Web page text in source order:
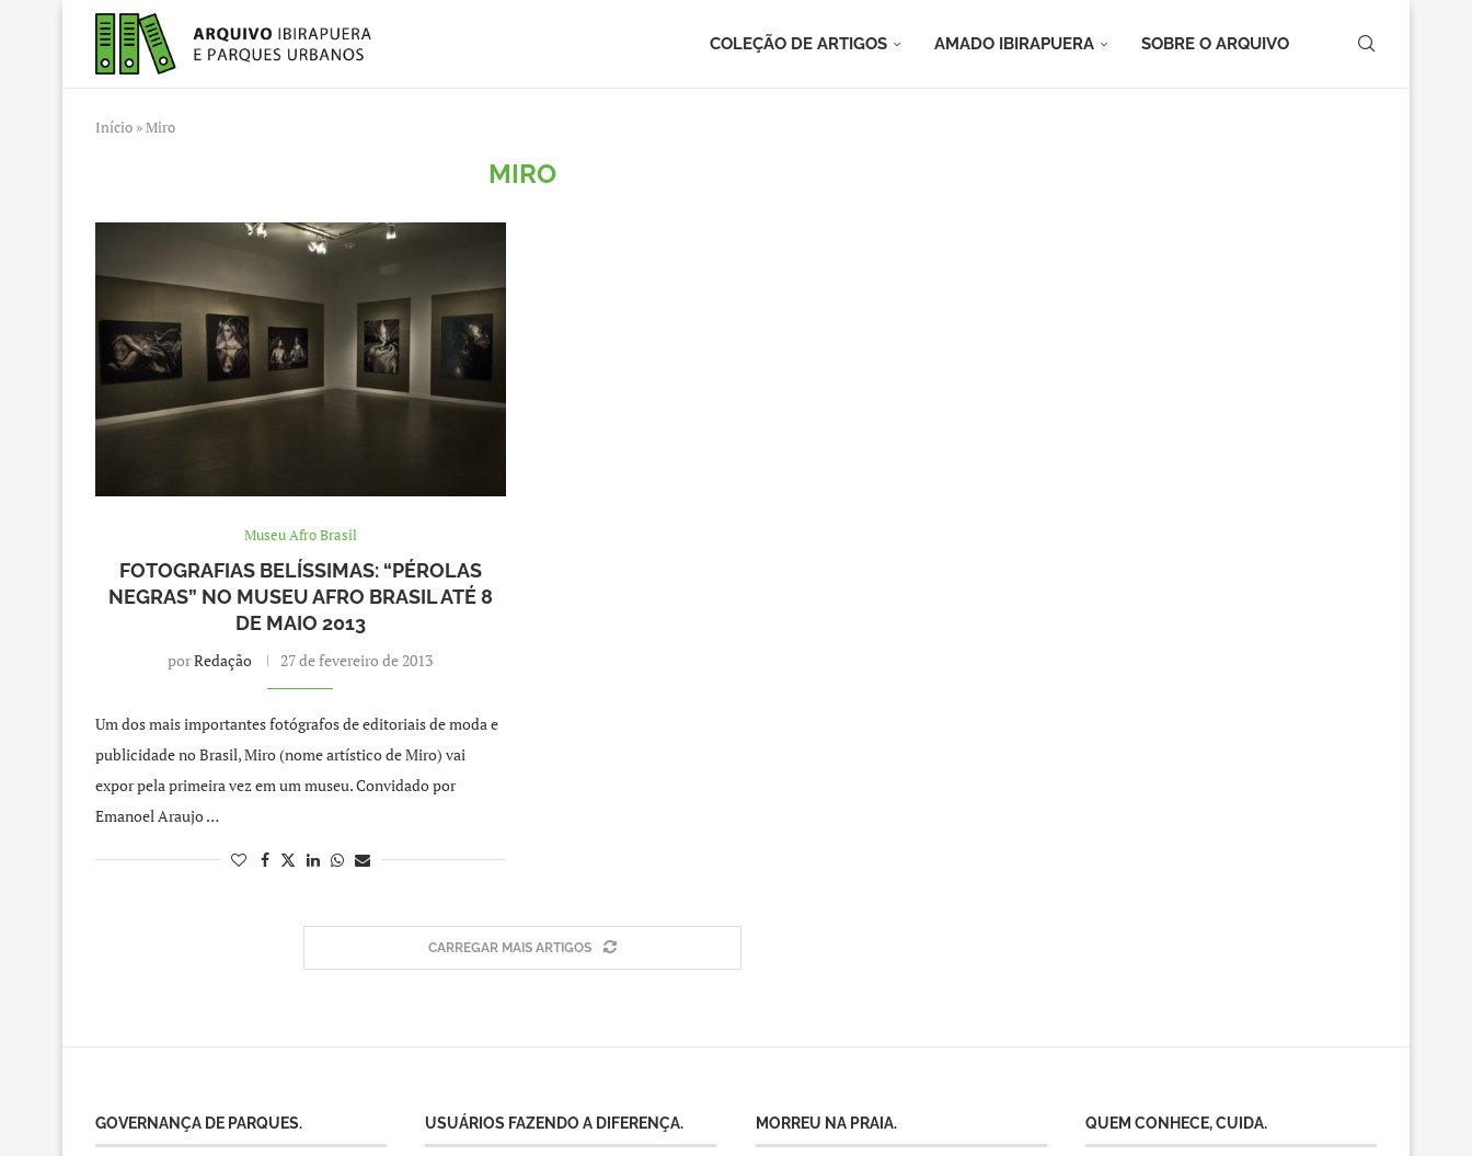
COLEÇÃO DE ARTIGOS AMADO IBIRAPUERA SOBRE O ARQUIVO
Início »Miro
MIRO
Museu Afro Brasil
FOTOGRAFIAS BELÍSSIMAS: “PÉROLAS
NEGRAS” NO MUSEU AFRO BRASIL ATÉ 8
DE MAIO 2013
porRedação 27 de fevereiro de 2013
Um dos mais importantes fotógrafos de editoriais de moda e
publicidade no Brasil, Miro (nome artístico de Miro) vai
expor pela primeira vez em um museu. Convidado por
Emanoel Araujo …
CARREGAR MAIS ARTIGOS
GOVERNANÇA DE PARQUES. USUÁRIOS FAZENDO A DIFERENÇA. MORREU NA PRAIA. QUEM CONHECE, CUIDA.